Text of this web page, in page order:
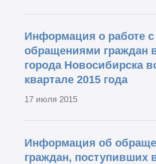
Информация о работе с
обращениями граждан
города Новосибирска
квартале 2015 года
17 июля 2015
Информация об
граждан, поступивших